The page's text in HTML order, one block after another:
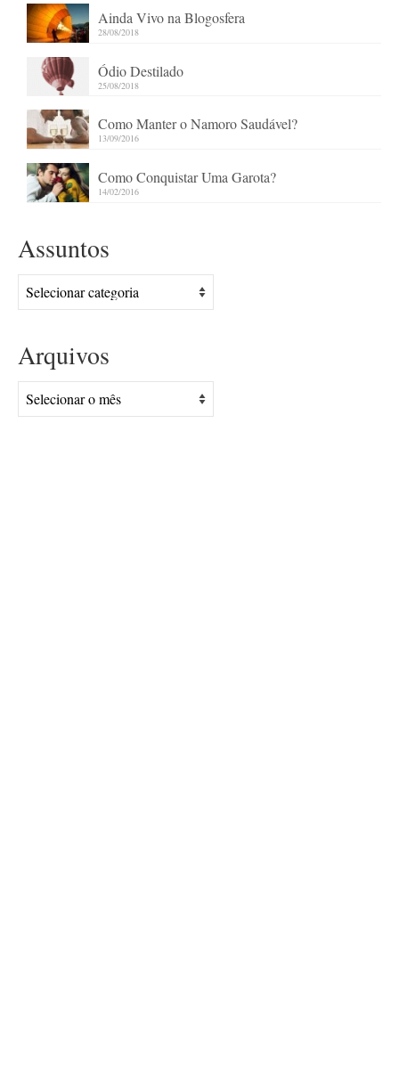
Ainda Vivo na Blogosfera
28/08/2018
Ódio Destilado
25/08/2018
Como Manter o Namoro Saudável?
13/09/2016
Como Conquistar Uma Garota?
14/02/2016
Assuntos
Assuntos
Arquivos
Arquivos